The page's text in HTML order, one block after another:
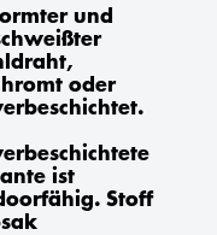
und
oder
ist
Stoff